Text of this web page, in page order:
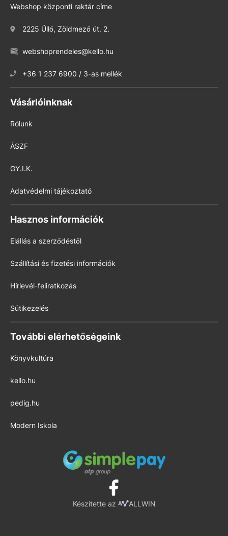
Webshop központi raktár címe
2225 Üllő, Zöldmező út. 2.
webshoprendeles@kello.hu
+36 1 237 6900 / 3-as mellék
Vásárlóinknak
Rólunk
ÁSZF
GY.I.K.
Adatvédelmi tájékoztató
Hasznos információk
Elállás a szerződéstől
Szállítási és fizetési információk
Hírlevél-feliratkozás
Sütikezelés
További elérhetőségeink
Könyvkultúra
kello.hu
pedig.hu
Modern Iskola
Készítette az ALLWIN